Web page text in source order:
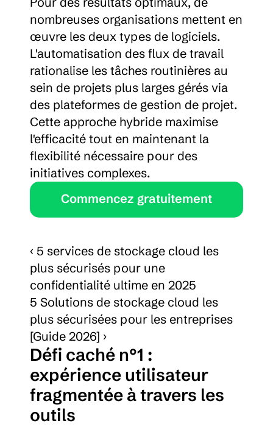
nombreuses organisations mettent en
œuvre les deux types de logiciels.
L'automatisation des flux de travail
rationalise les tâches routinières au
sein de projets plus larges gérés via
des plateformes de gestion de projet.
Cette approche hybride maximise
l'efficacité tout en maintenant la
flexibilité nécessaire pour des
initiatives complexes.
Commencez gratuitement
‹ 5 services de stockage cloud les
plus sécurisés pour une
confidentialité ultime en 2025
5 Solutions de stockage cloud les
plus sécurisées pour les entreprises
[Guide 2026] ›
Défi caché n°1 :
expérience utilisateur
fragmentée à travers les
outils